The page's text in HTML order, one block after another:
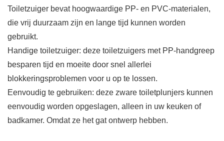
Toiletzuiger bevat hoogwaardige PP- en PVC-materialen,
die vrij duurzaam zijn en lange tijd kunnen worden
gebruikt.
Handige toiletzuiger: deze toiletzuigers met PP-handgreep
besparen tijd en moeite door snel allerlei
blokkeringsproblemen voor u op te lossen.
Eenvoudig te gebruiken: deze zware toiletplunjers kunnen
eenvoudig worden opgeslagen, alleen in uw keuken of
badkamer. Omdat ze het gat ontwerp hebben.